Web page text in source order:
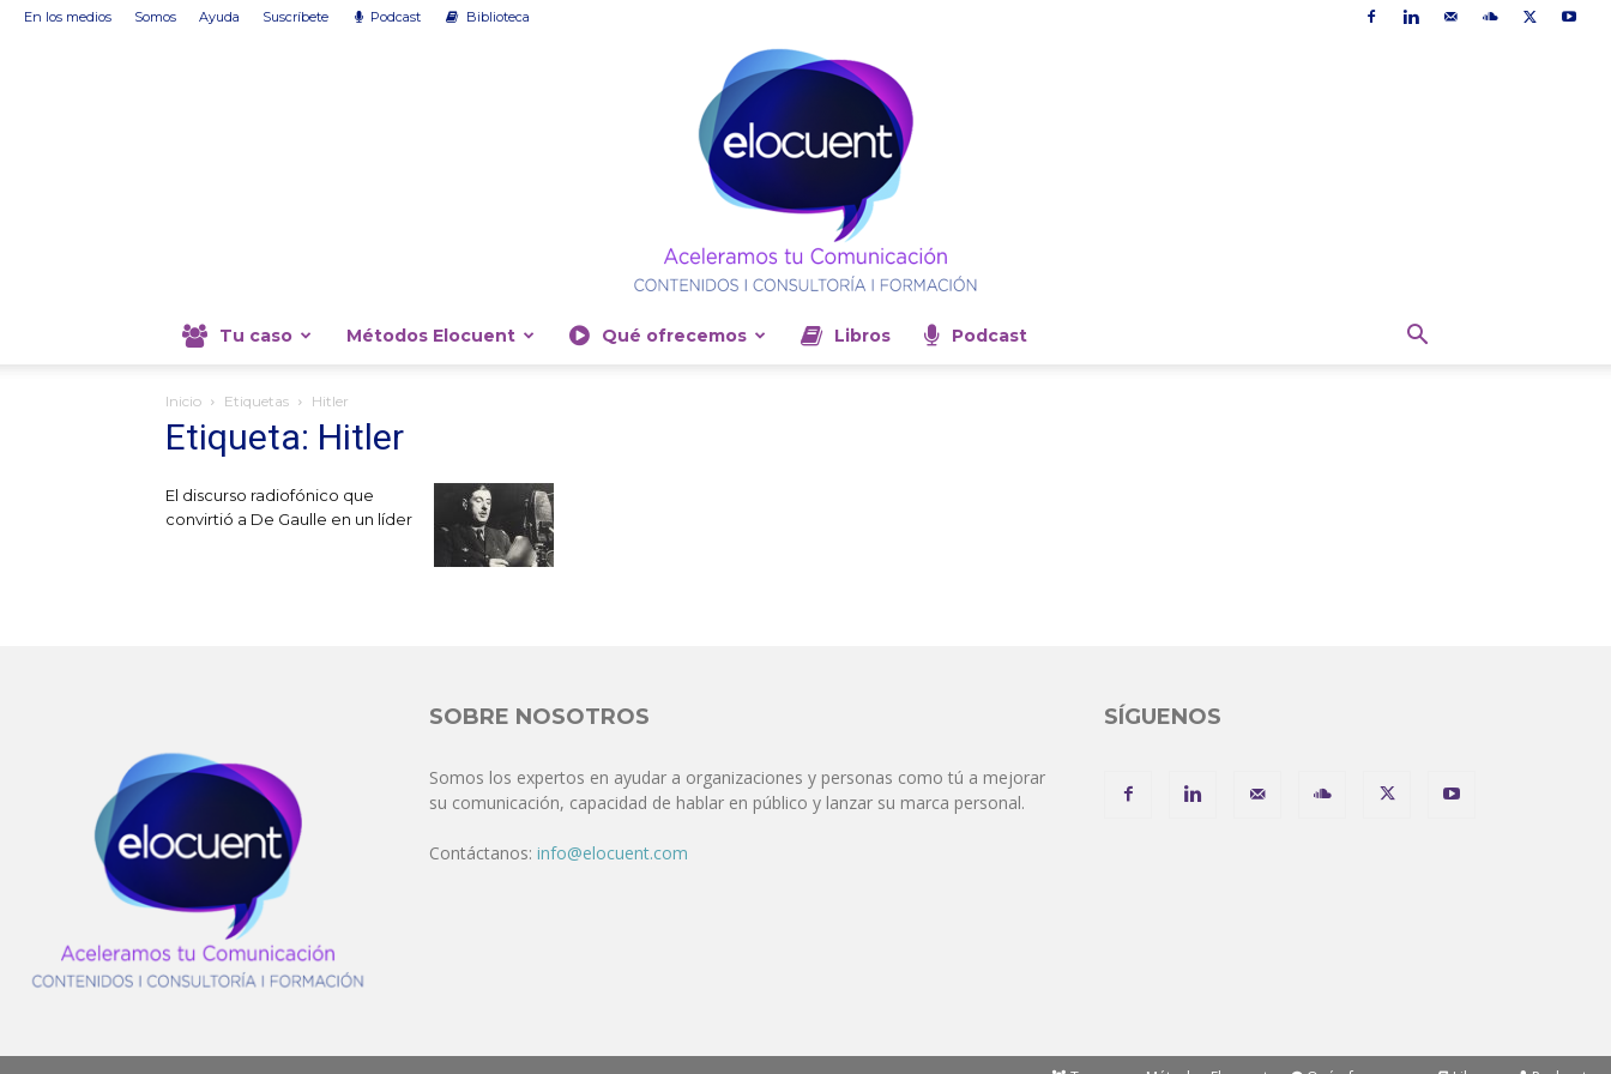
En los medios Somos Ayuda Suscríbete Podcast Biblioteca
Tu caso Métodos Elocuent Qué ofrecemos Libros Podcast
Inicio Etiquetas Hitler
Etiqueta: Hitler
El discurso radiofónico que
convirtió a De Gaulle en un líder
SOBRE NOSOTROS
Somos los expertos en ayudar a organizaciones y personas como tú a mejorar
su comunicación, capacidad de hablar en público y lanzar su marca personal.
Contáctanos: info@elocuent.com
SÍGUENOS